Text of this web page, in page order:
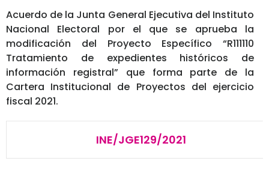
Acuerdo de la Junta General Ejecutiva del Instituto
Nacional Electoral por el que se aprueba la
modificación del Proyecto Específico “R111110
Tratamiento de expedientes históricos de
información registral” que forma parte de la
Cartera Institucional de Proyectos del ejercicio
fiscal 2021.
INE/JGE129/2021